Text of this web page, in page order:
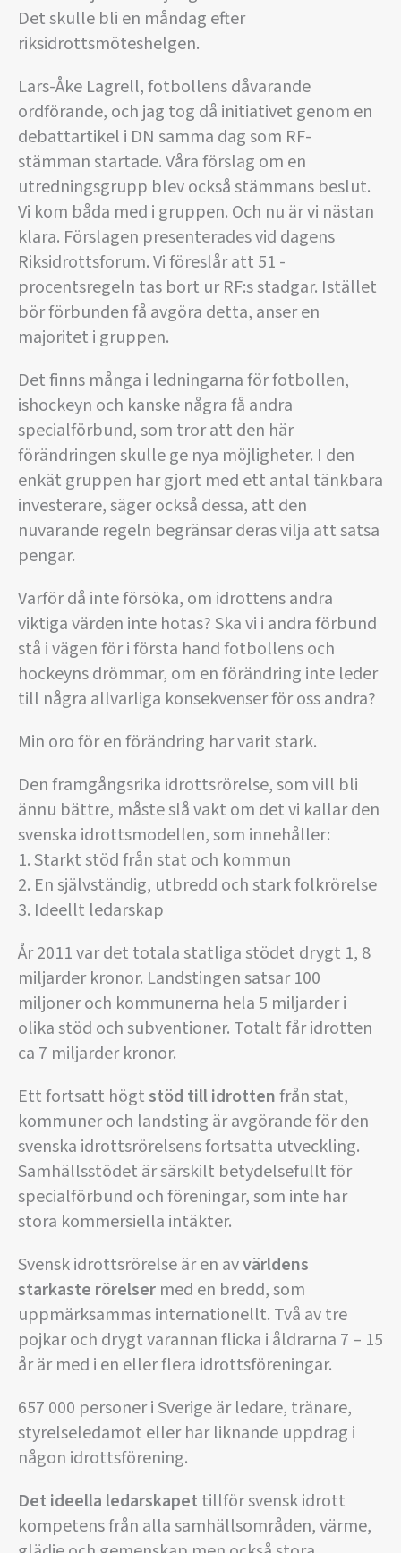
Det skulle bli en måndag efter
riksidrottsmöteshelgen.
Lars-Åke Lagrell, fotbollens dåvarande
ordförande, och jag tog då initiativet genom en
debattartikel i DN samma dag som RF-
stämman startade. Våra förslag om en
utredningsgrupp blev också stämmans beslut.
Vi kom båda med i gruppen. Och nu är vi nästan
klara. Förslagen presenterades vid dagens
Riksidrottsforum. Vi föreslår att 51 -
procentsregeln tas bort ur RF:s stadgar. Istället
bör förbunden få avgöra detta, anser en
majoritet i gruppen.
Det finns många i ledningarna för fotbollen,
ishockeyn och kanske några få andra
specialförbund, som tror att den här
förändringen skulle ge nya möjligheter. I den
enkät gruppen har gjort med ett antal tänkbara
investerare, säger också dessa, att den
nuvarande regeln begränsar deras vilja att satsa
pengar.
Varför då inte försöka, om idrottens andra
viktiga värden inte hotas? Ska vi i andra förbund
stå i vägen för i första hand fotbollens och
hockeyns drömmar, om en förändring inte leder
till några allvarliga konsekvenser för oss andra?
Min oro för en förändring har varit stark.
Den framgångsrika idrottsrörelse, som vill bli
ännu bättre, måste slå vakt om det vi kallar den
svenska idrottsmodellen, som innehåller:
1. Starkt stöd från stat och kommun
2. En självständig, utbredd och stark folkrörelse
3. Ideellt ledarskap
År 2011 var det totala statliga stödet drygt 1, 8
miljarder kronor. Landstingen satsar 100
miljoner och kommunerna hela 5 miljarder i
olika stöd och subventioner. Totalt får idrotten
ca 7 miljarder kronor.
Ett fortsatt högtstöd till idrottenfrån stat,
kommuner och landsting är avgörande för den
svenska idrottsrörelsens fortsatta utveckling.
Samhällsstödet är särskilt betydelsefullt för
specialförbund och föreningar, som inte har
stora kommersiella intäkter.
Svensk idrottsrörelse är en avvärldens
starkaste rörelser med en bredd, som
uppmärksammas internationellt. Två av tre
pojkar och drygt varannan flicka i åldrarna 7 – 15
år är med i en eller flera idrottsföreningar.
657 000 personer i Sverige är ledare, tränare,
styrelseledamot eller har liknande uppdrag i
någon idrottsförening.
Det ideella ledarskapet tillför svensk idrott
kompetens från alla samhällsområden, värme,